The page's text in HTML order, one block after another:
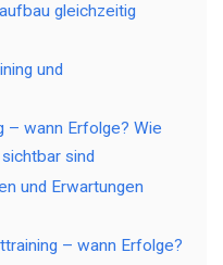
gleichzeitig
und
– wann Erfolge? Wie
sind
und Erwartungen
– wann Erfolge?